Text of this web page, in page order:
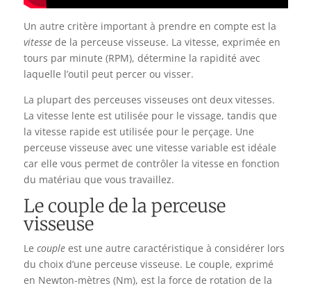
Un autre critère important à prendre en compte est la
vitessede la perceuse visseuse. La vitesse, exprimée en
tours par minute (RPM), détermine la rapidité avec
laquelle l’outil peut percer ou visser.
La plupart des perceuses visseuses ont deux vitesses.
La vitesse lente est utilisée pour le vissage, tandis que
la vitesse rapide est utilisée pour le perçage. Une
perceuse visseuse avec une vitesse variable est idéale
car elle vous permet de contrôler la vitesse en fonction
du matériau que vous travaillez.
Le couple de la perceuse
visseuse
Le coupleest une autre caractéristique à considérer lors
du choix d’une perceuse visseuse. Le couple, exprimé
en Newton-mètres (Nm), est la force de rotation de la